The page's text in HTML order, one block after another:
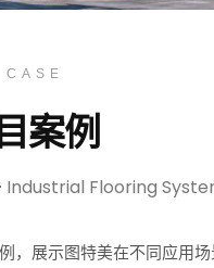
案例
Industrial Flooring
，展示图特美在不同应用